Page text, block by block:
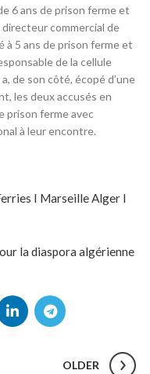
6 ans de prison ferme et
directeur commercial de
à 5 ans de prison ferme et
de la cellule
de son côté, écopé d’une
les deux accusés en
prison ferme avec
à leur encontre.
I Marseille Alger I
la diaspora algérienne
OLDER